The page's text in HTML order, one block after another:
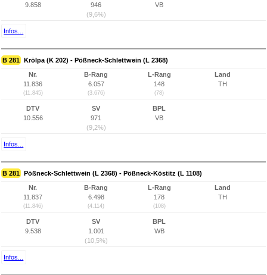
9.858
946
(9,6%)
VB
Infos...
B 281 Krölpa (K 202) - Pößneck-Schlettwein (L 2368)
Nr.
11.836
(11.845)
B-Rang
6.057
(3.676)
L-Rang
148
(78)
Land
TH
DTV
10.556
SV
971
(9,2%)
BPL
VB
Infos...
B 281 Pößneck-Schlettwein (L 2368) - Pößneck-Köstitz (L 1108)
Nr.
11.837
(11.846)
B-Rang
6.498
(4.114)
L-Rang
178
(108)
Land
TH
DTV
9.538
SV
1.001
(10,5%)
BPL
WB
Infos...